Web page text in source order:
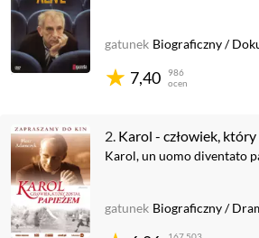
7,40
986
ocen
gatunek Biograficzny/
2. Karol - człowiek,
Karol, un uomo diventato
gatunek Biograficzny/